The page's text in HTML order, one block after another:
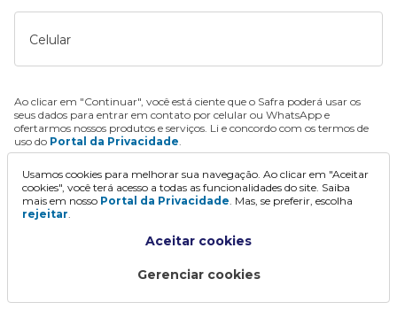
Celular
Ao clicar em "Continuar", você está ciente que o Safra poderá usar os
seus dados para entrar em contato por celular ou WhatsApp e
ofertarmos nossos produtos e serviços. Li e concordo com os termos de
uso do Portal da Privacidade.
Continuar
Usamos cookies para melhorar sua navegação. Ao clicar em "Aceitar
cookies", você terá acesso a todas as funcionalidades do site. Saiba
mais em nosso Portal da Privacidade. Mas, se preferir, escolha
rejeitar.
Aceitar cookies
Gerenciar cookies